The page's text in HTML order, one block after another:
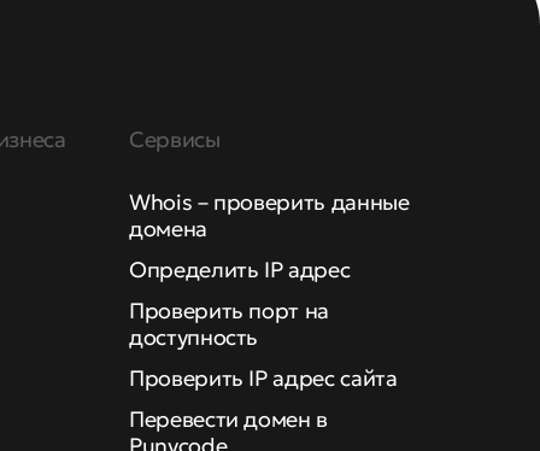
Сервисы
Whois – проверить данные
домена
Определить IP адрес
Проверить порт на
доступность
Проверить IP адрес сайта
Перевести домен в